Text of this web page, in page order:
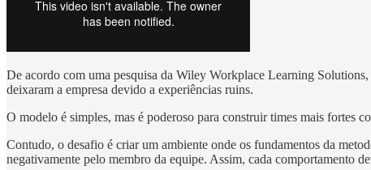
De acordo com uma pesquisa da Wiley Workplace Learning
deixaram a empresa devido a experiências ruins.
O modelo é simples, mas é poderoso para construir times mais fortes
Contudo, o desafio é criar um ambiente onde os fundamentos da
negativamente pelo membro da equipe. Assim, cada comportamento